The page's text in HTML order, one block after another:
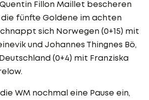
Fillon Maillet bescheren
die fünfte Goldene im achten
sich Norwegen (0+15) mit
und Johannes Thingnes Bö,
(0+4) mit Franziska
WM nochmal eine Pause ein,